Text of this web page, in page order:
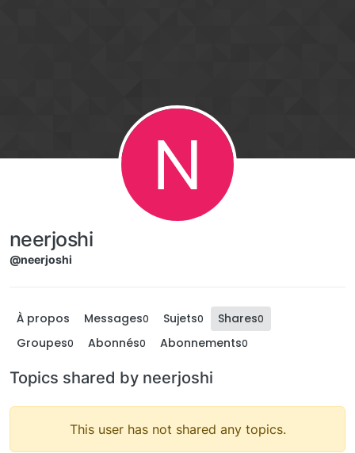
N
neerjoshi
@neerjoshi
À propos Messages0 Sujets0 Shares0
Groupes0 Abonnés0 Abonnements0
Topics shared by neerjoshi
This user has not shared any topics.